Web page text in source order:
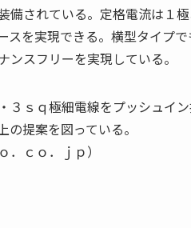
備されている。定格電流は１
スを実現できる。横型タイプ
スフリーを実現している。
３ｓｑ極細電線をプッシュイ
提案を図っている。
．ｃｏ．ｊｐ）